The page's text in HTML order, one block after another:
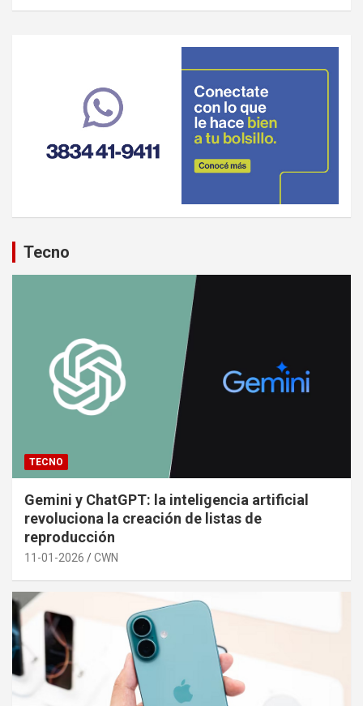
Tecno
TECNO
Gemini y ChatGPT: la inteligencia artificial
revoluciona la creación de listas de
reproducción
11-01-2026 CWN